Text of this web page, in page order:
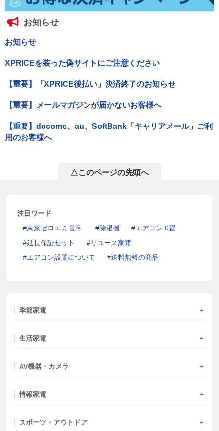
お知らせ
お知らせ
XPRICEを装った偽サイトにご注意ください
【重要】「XPRICE後払い」決済終了のお知らせ
【重要】メールマガジンが届かないお客様へ
【重要】docomo、au、SoftBank「キャリアメール」ご利
用のお客様へ
△このページの先頭へ
注目ワード
東京ゼロエミ 割引
除湿機
エアコン 6畳
延長保証セット
リユース家電
エアコン設置について
送料無料の商品
季節家電
生活家電
AV機器・カメラ
情報家電
スポーツ・アウトドア